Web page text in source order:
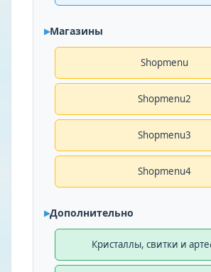
Магазины
Shopmenu
Shopmenu2
Shopmenu3
Shopmenu4
Дополнительно
Кристаллы, свитки и